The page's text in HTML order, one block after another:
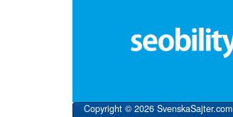
Copyright © 2026 SvenskaSajter.com